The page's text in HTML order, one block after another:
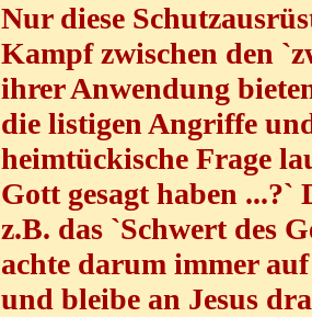
Nur diese
Kampf zwischen den
ihrer Anwendung
die listigen Angriffe
heimtückische Frage
Gott gesagt haben ...?`
z.B. das `Schwert des
achte darum immer
und bleibe an Jesus